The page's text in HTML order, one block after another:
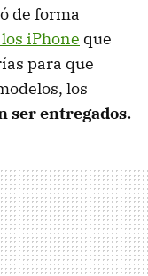
de forma
iPhone que
para que
los
ser entregados.